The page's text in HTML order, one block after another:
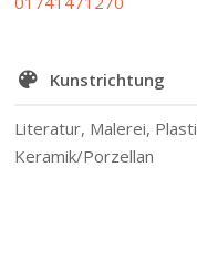
Kunstrichtung
Literatur, Malerei,
Keramik/Porzellan